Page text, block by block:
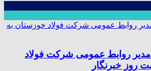
روابط عمومی شرکت فولاد
روز خبرنگار